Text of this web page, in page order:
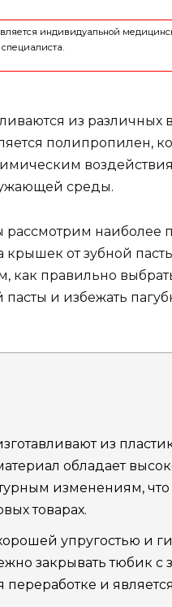
индивидуальной
из различных
полипропилен,
среды.
рассмотрим наиболее
от зубной
как правильно
пасты и избежать
из
обладает
изменениям,
товарах.
упругостью и
закрывать тюбик с
переработке и